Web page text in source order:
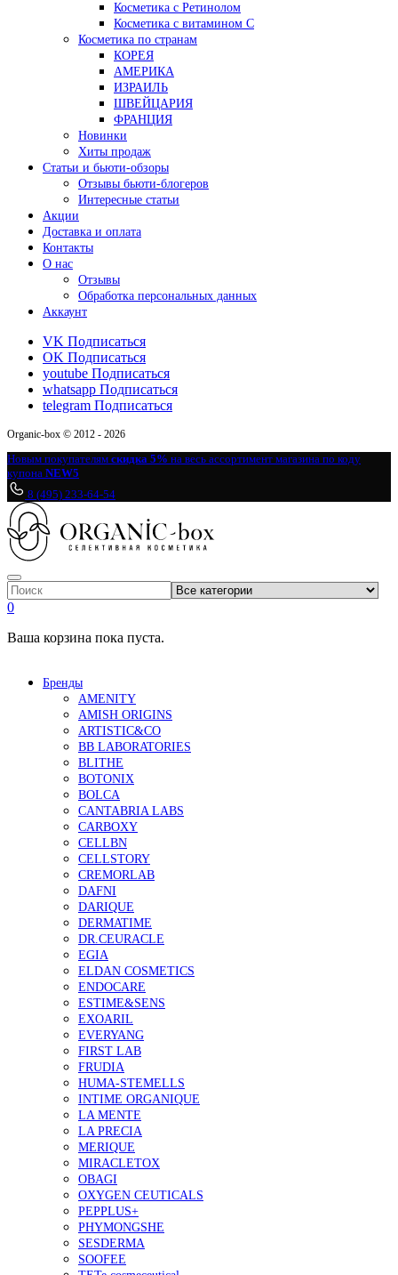
Косметика с Ретинолом
Косметика с витамином С
Косметика по странам
КОРЕЯ
АМЕРИКА
ИЗРАИЛЬ
ШВЕЙЦАРИЯ
ФРАНЦИЯ
Новинки
Хиты продаж
Статьи и бьюти-обзоры
Отзывы бьюти-блогеров
Интересные статьи
Акции
Доставка и оплата
Контакты
О нас
Отзывы
Обработка персональных данных
Аккаунт
VK Подписаться
OK Подписаться
youtube Подписаться
whatsapp Подписаться
telegram Подписаться
Organic-box © 2012 - 2026
Новым покупателям скидка 5% на весь ассортимент магазина по коду
купона NEW5
8 (495) 233-64-54
0
Ваша корзина пока пуста.
Бренды
AMENITY
AMISH ORIGINS
ARTISTIC&CO
BB LABORATORIES
BLITHE
BOTONIX
BOLCA
CANTABRIA LABS
CARBOXY
CELLBN
CELLSTORY
CREMORLAB
DAFNI
DARIQUE
DERMATIME
DR.CEURACLE
EGIA
ELDAN COSMETICS
ENDOCARE
ESTIME&SENS
EXOARIL
EVERYANG
FIRST LAB
FRUDIA
HUMA-STEMELLS
INTIME ORGANIQUE
LA MENTE
LA PRECIA
MERIQUE
MIRACLETOX
OBAGI
OXYGEN CEUTICALS
PEPPLUS+
PHYMONGSHE
SESDERMA
SOOFEE